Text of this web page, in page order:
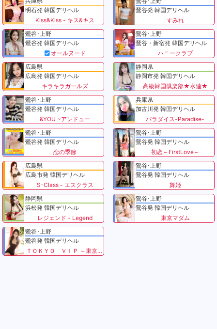
明石発 韓国デリヘル
Kiss&Kiss - キス&キス
鶯谷発 韓国デリヘル
すみれ
鶯谷･上野
鶯谷発 韓国デリヘル
オールヌード
鶯谷･上野
鶯谷・新宿発 韓国デリヘル
ハニークラブ
広島県
広島発 韓国デリヘル
キラキラガールズ
静岡県
静岡市発 韓国デリヘル
高級韓国倶楽部★水連★
鶯谷･上野
鶯谷発 韓国デリヘル
&YOU ~アンドュー
兵庫県
加古川発 韓国デリヘル
パラダイス-Paradise-
鶯谷･上野
鶯谷発 韓国デリヘル
恋の季節
鶯谷･上野
鶯谷発 韓国デリヘル
初恋～FirstLove～
広島県
広島市発 韓国デリヘル
S-Class - エスクラス
鶯谷･上野
鶯谷発 韓国デリヘル
舞姫
静岡県
浜松発 韓国デリヘル
レジェンド - Legend
鶯谷･上野
鶯谷発 韓国デリヘル
東京マダム
鶯谷･上野
鶯谷発 韓国デリヘル
ＴＯＫＹＯ ＶＩＰ ～東京VIP～